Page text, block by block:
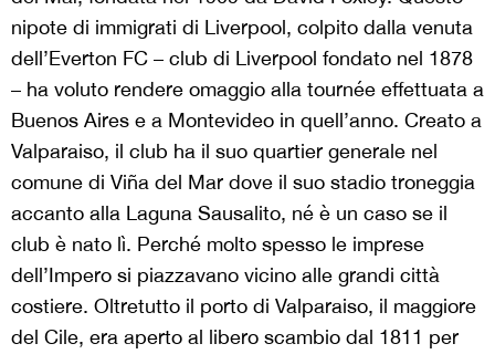
nipote di immigrati di Liverpool, colpito dalla venuta
dell’Everton FC – club di Liverpool fondato nel 1878
– ha voluto rendere omaggio alla tournée effettuata a
Buenos Aires e a Montevideo in quell’anno. Creato a
Valparaiso, il club ha il suo quartier generale nel
comune di Viña del Mar dove il suo stadio troneggia
accanto alla Laguna Sausalito, né è un caso se il
club è nato lì. Perché molto spesso le imprese
dell’Impero si piazzavano vicino alle grandi città
costiere. Oltretutto il porto di Valparaiso, il maggiore
del Cile, era aperto al libero scambio dal 1811 per